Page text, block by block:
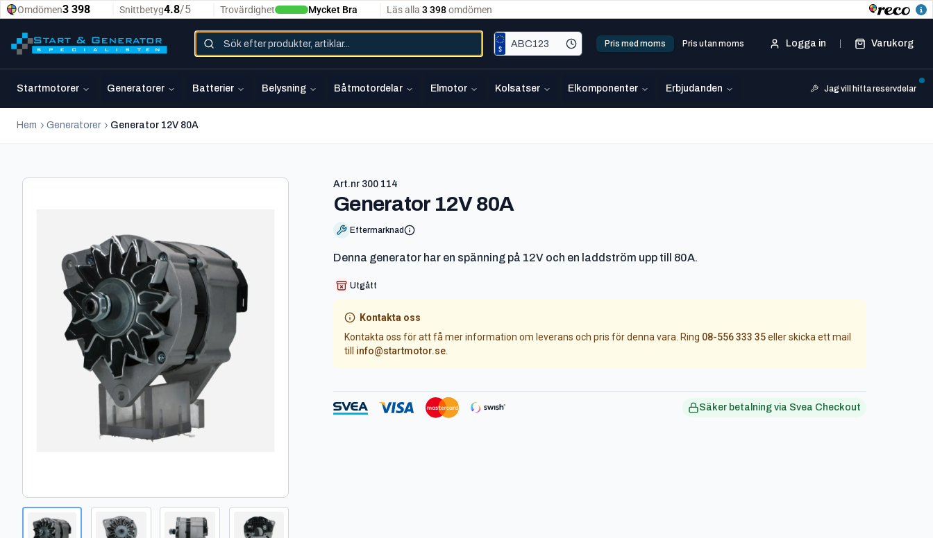
Pris med moms Pris utan moms Logga in Varukorg
Startmotorer Generatorer Batterier Belysning Båtmotordelar Elmotor Kolsatser Elkomponenter Erbjudanden Jag vill hitta reservdelar
Hem Generatorer Generator 12V 80A
Art.nr 300 114
Generator 12V 80A-
Eftermarknad
Denna generator har en spänning på 12V och en laddström upp till 80A.
Utgått
Kontakta oss
Kontakta oss för att få mer information om leverans och pris för denna vara. Ring 08-556 333 35eller skicka ett mail
till
info@startmotor.se
Säker betalning via Svea Checkout